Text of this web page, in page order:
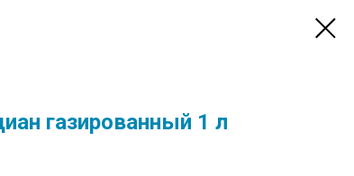
газированный 1 л